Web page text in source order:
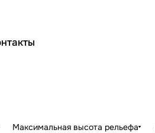
Максимальная высота рельефа